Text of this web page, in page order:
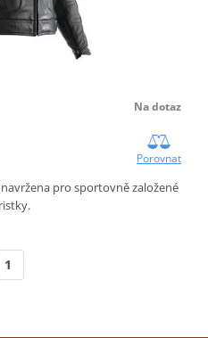
Na dotaz
Porovnat
pro sportovně založené
1